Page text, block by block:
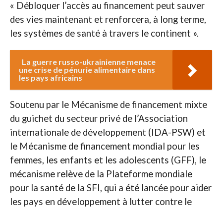
« Débloquer l’accès au financement peut sauver
des vies maintenant et renforcera, à long terme,
les systèmes de santé à travers le continent ».
La guerre russo-ukrainienne menace
une crise de pénurie alimentaire dans
les pays africains
Soutenu par le Mécanisme de financement mixte
du guichet du secteur privé de l’Association
internationale de développement (IDA-PSW) et
le Mécanisme de financement mondial pour les
femmes, les enfants et les adolescents (GFF), le
mécanisme relève de la Plateforme mondiale
pour la santé de la SFI, qui a été lancée pour aider
les pays en développement à lutter contre le